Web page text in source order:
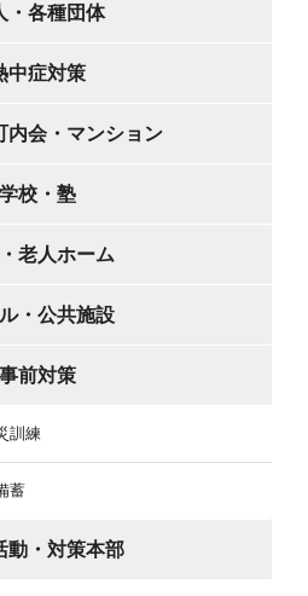
・各種団体
中症対策
内会・マンション
学校・塾
老人ホーム
・公共施設
事前対策
訓練
蓄
動・対策本部